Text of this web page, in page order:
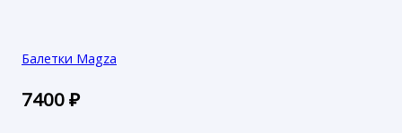
Балетки Magza
7400₽